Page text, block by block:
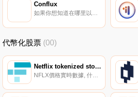
Conflux
如果你想知道在哪里以當前價格購買Conflux,目前交易{Conflux]股票的頂級加密貨幣交易所是Binance、OKX、Deepcoin、CoinW和Bitrue。您可以在我們的加密貨幣交易所頁面上找到其他列表。全球代幣經濟的可持續基礎設施.
代幣化股票 (00)
Netflix tokenized stock FTX
NFLX價格實時數據, 什么是代幣化股票？股票是在傳統監管交易所交易的股票。FTX列出精選股票的代幣。這些現貨代幣由CM Equity托管的股票支持。如果需要,可以用CM Equity贖回相關股票。CM Equity在德國受到全面監管,是一家獲準提供此類產品的持牌金融機構.